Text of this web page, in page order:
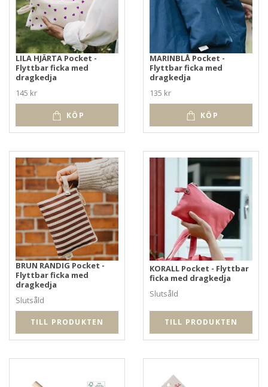
LILA HJÄRTA Pocket -
Flyttbar ficka med
dragkedja
145 kr
KÖP
MARINBLÅ Pocket -
Flyttbar ficka med
dragkedja
135 kr
KÖP
BRUN RANDIG Pocket -
Flyttbar ficka med
dragkedja
Slutsåld
TILL PRODUKTEN
KORALL Pocket - Flyttbar
ficka med dragkedja
Slutsåld
TILL PRODUKTEN